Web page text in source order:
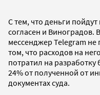
С тем, что деньги
согласен и Виноградов.
мессенджер Telegram
том, что расходов на
потратил на
24% от полученной от
документах суда.